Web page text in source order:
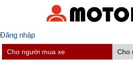
Đăng nhập
Cho người mua xe Cho